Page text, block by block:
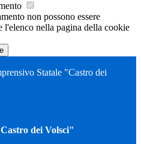
non possono essere
l'elenco nella pagina della cookie
Statale "Castro dei
dei Volsci"